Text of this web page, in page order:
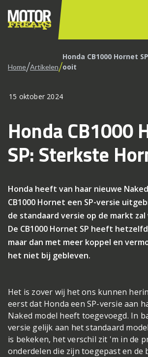
Home/Artikelen/Honda CB1000 Hornet
ooit
15 oktober 2024
Honda CB1000
SP: Sterkste
Honda heeft van haar nieuwe
CB1000 Hornet een SP-versie
de standaard versie op de markt
De CB1000 Hornet SP heeft
maar dan met meer koppel en
het niet bij gebleven.
Het is zover wij het ons kunnen
eerst dat Honda een SP-versie aan
Naked model heeft toegevoegd. In
versie gelijk aan het standaard
is bekeken, het verschil zit 'm in de
onderdelen die zijn toegepast en de